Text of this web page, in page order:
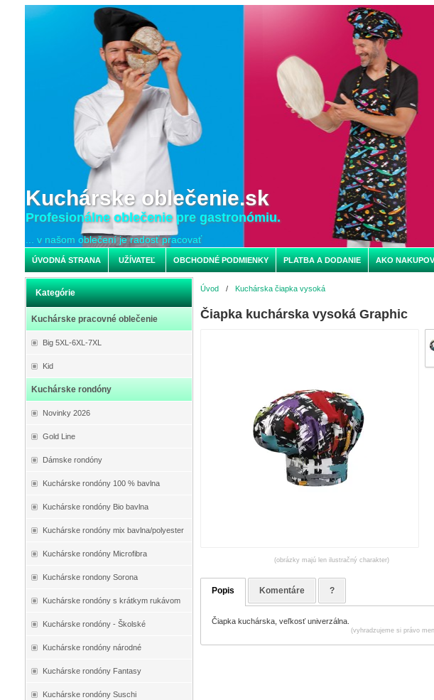
Kuchárske oblečenie.sk
Profesionálne oblečenie pre gastronómiu.
... v našom oblečení je radosť pracovať
ÚVODNÁ STRANA UŽÍVATEĽ OBCHODNÉ PODMIENKY PLATBA A DODANIE AKO
Kategórie
Kuchárske pracovné oblečenie
Big 5XL-6XL-7XL
Kid
Kuchárske rondóny
Novinky 2026
Gold Line
Dámske rondóny
Kuchárske rondóny 100 % bavlna
Kuchárske rondóny Bio bavlna
Kuchárske rondóny mix bavlna/polyester
Kuchárske rondóny Microfibra
Kuchárske rondony Sorona
Kuchárske rondóny s krátkym rukávom
Kuchárske rondóny - Školské
Kuchárske rondóny národné
Kuchárske rondóny Fantasy
Kuchárske rondóny Suschi
Úvod / Kuchárska čiapka vysoká
Čiapka kuchárska vysoká Graphic
(obrázky majú len ilustračný charakter)
Popis Komentáre ?
Čiapka kuchárska, veľkosť univerzálna.
(vyhradzujeme si právo